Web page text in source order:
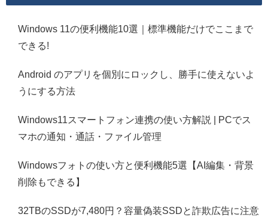
Windows 11の便利機能10選｜標準機能だけでここまで
できる!
Android のアプリを個別にロックし、勝手に使えないよ
うにする方法
Windows11スマートフォン連携の使い方解説 | PCでス
マホの通知・通話・ファイル管理
Windowsフォトの使い方と便利機能5選【AI編集・背景
削除もできる】
32TBのSSDが7,480円？容量偽装SSDと詐欺広告に注意